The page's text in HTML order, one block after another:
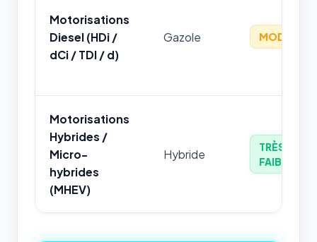
Motorisations
Diesel (HDi /
dCi / TDI / d)
Gazole MODÉRÉ
Motorisations
Hybrides /
Micro-
hybrides
(MHEV)
Hybride
TRÈS
FAIBLE